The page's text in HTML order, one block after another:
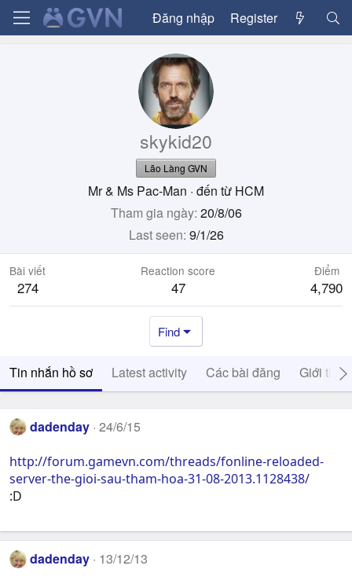
Đăng nhập Register
skykid20
Lão Làng GVN
Mr & Ms Pac-Man · đến từ HCM
Tham gia ngày 20/8/06
Last seen 9/1/26
Bài viết
274
Reaction score
47
Điểm
4,790
Find
Tin nhắn hồ sơ Latest activity Các bài đăng Giới thiệu
dadenday 24/6/15
http://forum.gamevn.com/threads/fonline-reloaded-
server-the-gioi-sau-tham-hoa-31-08-2013.1128438/
:D
dadenday 13/12/13